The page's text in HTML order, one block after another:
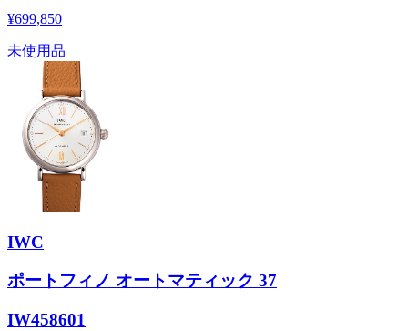
¥699,850
未使用品
IWC
ポートフィノ オートマティック 37
IW458601